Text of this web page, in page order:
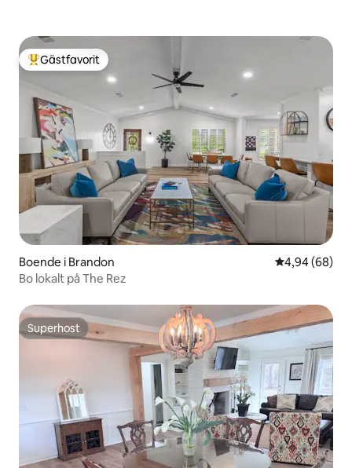
Populär gästfavorit
Gästfavorit
Boende i Brandon 4,94 av 5 i
4,94 (68)
Bo lokalt på The Rez
Superhost
Superhost